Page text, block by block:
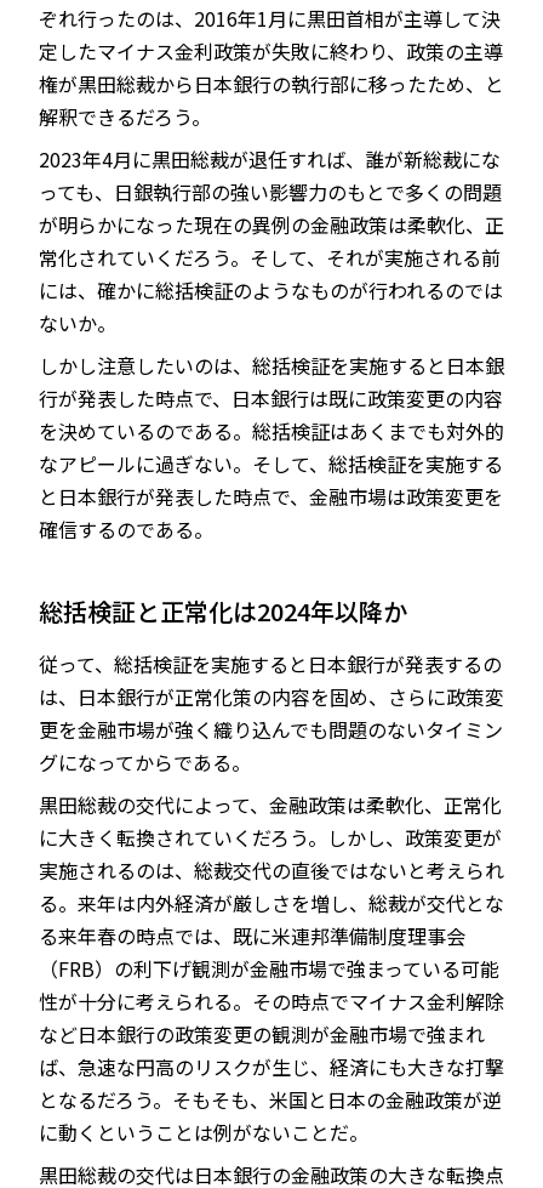
ぞれ行ったのは、2016年1月に黒田首相が主導して決
定したマイナス金利政策が失敗に終わり、政策の主導
権が黒田総裁から日本銀行の執行部に移ったため、と
解釈できるだろう。
2023年4月に黒田総裁が退任すれば、誰が新総裁にな
っても、日銀執行部の強い影響力のもとで多くの問題
が明らかになった現在の異例の金融政策は柔軟化、正
常化されていくだろう。そして、それが実施される前
には、確かに総括検証のようなものが行われるのでは
ないか。
しかし注意したいのは、総括検証を実施すると日本銀
行が発表した時点で、日本銀行は既に政策変更の内容
を決めているのである。総括検証はあくまでも対外的
なアピールに過ぎない。そして、総括検証を実施する
と日本銀行が発表した時点で、金融市場は政策変更を
確信するのである。
総括検証と正常化は2024年以降か
従って、総括検証を実施すると日本銀行が発表するの
は、日本銀行が正常化策の内容を固め、さらに政策変
更を金融市場が強く織り込んでも問題のないタイミン
グになってからである。
黒田総裁の交代によって、金融政策は柔軟化、正常化
に大きく転換されていくだろう。しかし、政策変更が
実施されるのは、総裁交代の直後ではないと考えられ
る。来年は内外経済が厳しさを増し、総裁が交代とな
る来年春の時点では、既に米連邦準備制度理事会
（FRB）の利下げ観測が金融市場で強まっている可能
性が十分に考えられる。その時点でマイナス金利解除
など日本銀行の政策変更の観測が金融市場で強まれ
ば、急速な円高のリスクが生じ、経済にも大きな打撃
となるだろう。そもそも、米国と日本の金融政策が逆
に動くということは例がないことだ。
黒田総裁の交代は日本銀行の金融政策の大きな転換点